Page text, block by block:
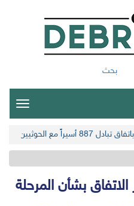
بحث
أسيراً مع الحوثيين
بشأن المرحلة